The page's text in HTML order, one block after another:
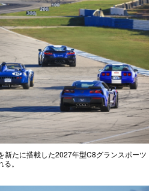
新たに搭載した2027年型C8グランスポーツ
。